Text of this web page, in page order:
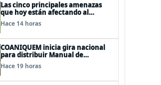
Las cinco principales amenazas
que hoy están afectando al
desarrollo de los niños en Chile
Hace 14 horas
COANIQUEM inicia gira nacional
para distribuir Manual de
Quemaduras a profesionales de la
salud
Hace 19 horas